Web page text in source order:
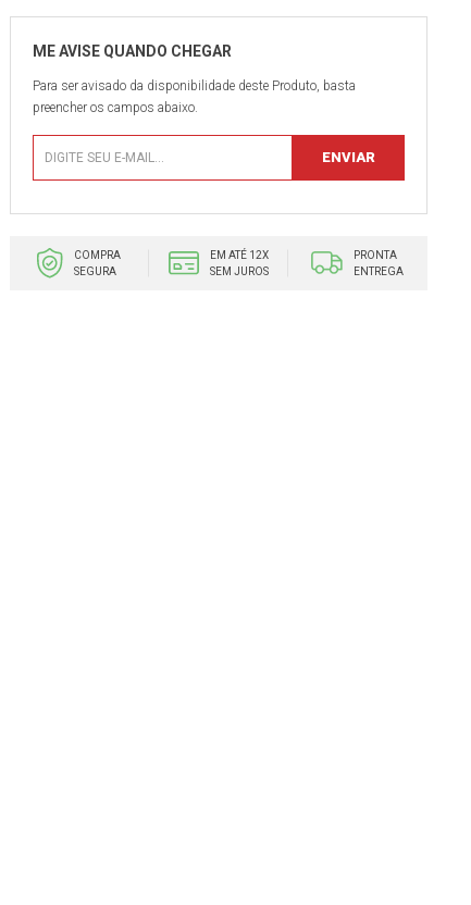
Para ser avisado da disponibilidade deste Produto, basta
preencher os campos abaixo.
COMPRA
SEGURA
EM ATÉ 12X
SEM JUROS
PRONTA
ENTREGA